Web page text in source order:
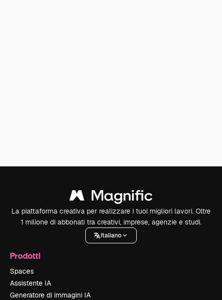
La piattaforma creativa per realizzare i tuoi migliori lavori. Oltre
1 milione di abbonati tra creativi, imprese, agenzie e studi.
Italiano
Prodotti
Spaces
Assistente IA
Generatore di immagini IA